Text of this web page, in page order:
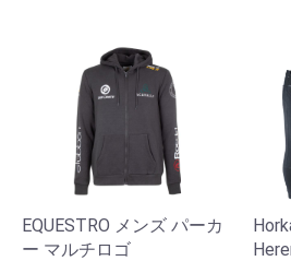
EQUESTRO メンズ パーカ
ー マルチロゴ